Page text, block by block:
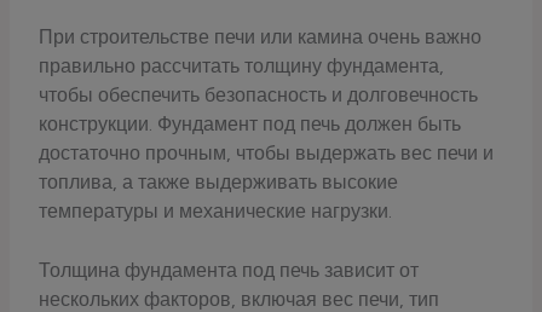
При строительстве печи или камина очень важно
правильно рассчитать толщину фундамента,
чтобы обеспечить безопасность и долговечность
конструкции. Фундамент под печь должен быть
достаточно прочным, чтобы выдержать вес печи и
топлива, а также выдерживать высокие
температуры и механические нагрузки.
Толщина фундамента под печь зависит от
нескольких факторов, включая вес печи, тип